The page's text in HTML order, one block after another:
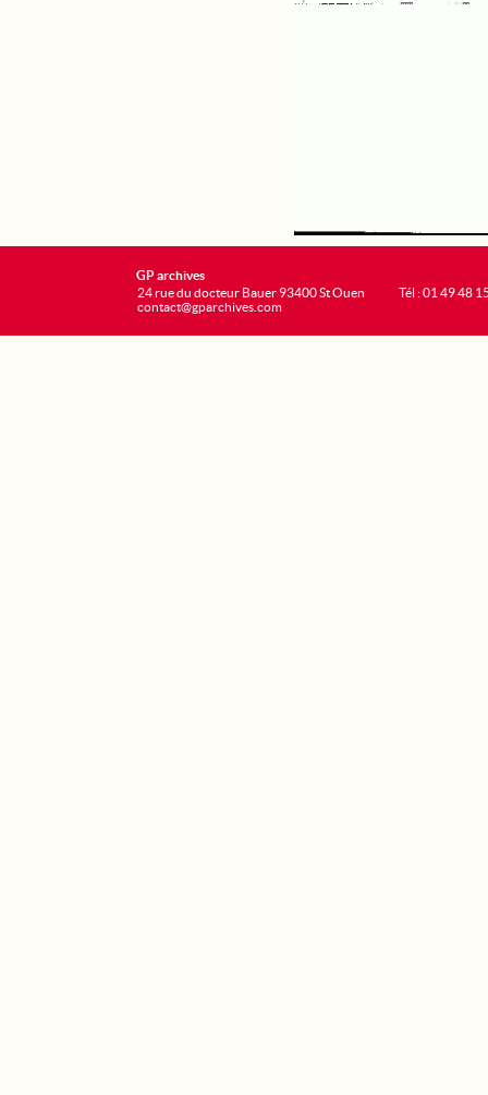
GP archives
24 rue du docteur Bauer 93400 St Ouen
contact@gparchives.com
Tél : 01 49 48